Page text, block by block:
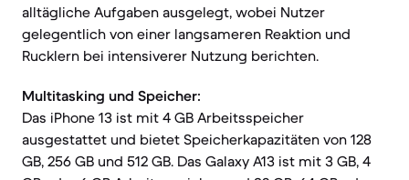
alltägliche Aufgaben ausgelegt, wobei Nutzer
gelegentlich von einer langsameren Reaktion und
Rucklern bei intensiverer Nutzung berichten.
Multitasking und Speicher:
Das iPhone 13 ist mit 4 GB Arbeitsspeicher
ausgestattet und bietet Speicherkapazitäten von 128
GB, 256 GB und 512 GB. Das Galaxy A13 ist mit 3 GB, 4